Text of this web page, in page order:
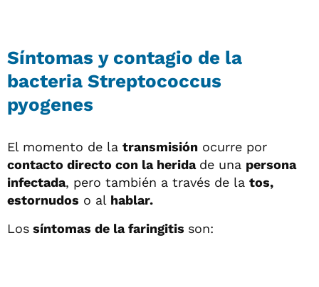
Síntomas y contagio de la
bacteria Streptococcus
pyogenes
El momento de la transmisión ocurre por
contacto directo con la herida de una persona
infectada, pero también a través de la tos,
estornudos o al hablar.
Los síntomas de la faringitis son: